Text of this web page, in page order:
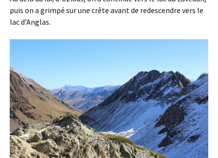
puis on a grimpé sur une crête avant de redescendre vers le
lac d’Anglas.